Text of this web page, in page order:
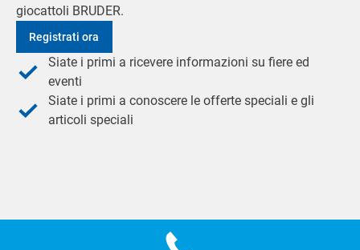
giocattoli BRUDER.
Registrati ora
Siate i primi a ricevere informazioni su fiere ed
eventi
Siate i primi a conoscere le offerte speciali e gli
articoli speciali